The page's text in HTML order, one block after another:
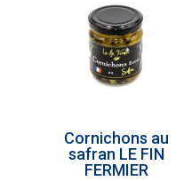
Cornichons au
safran LE FIN
FERMIER